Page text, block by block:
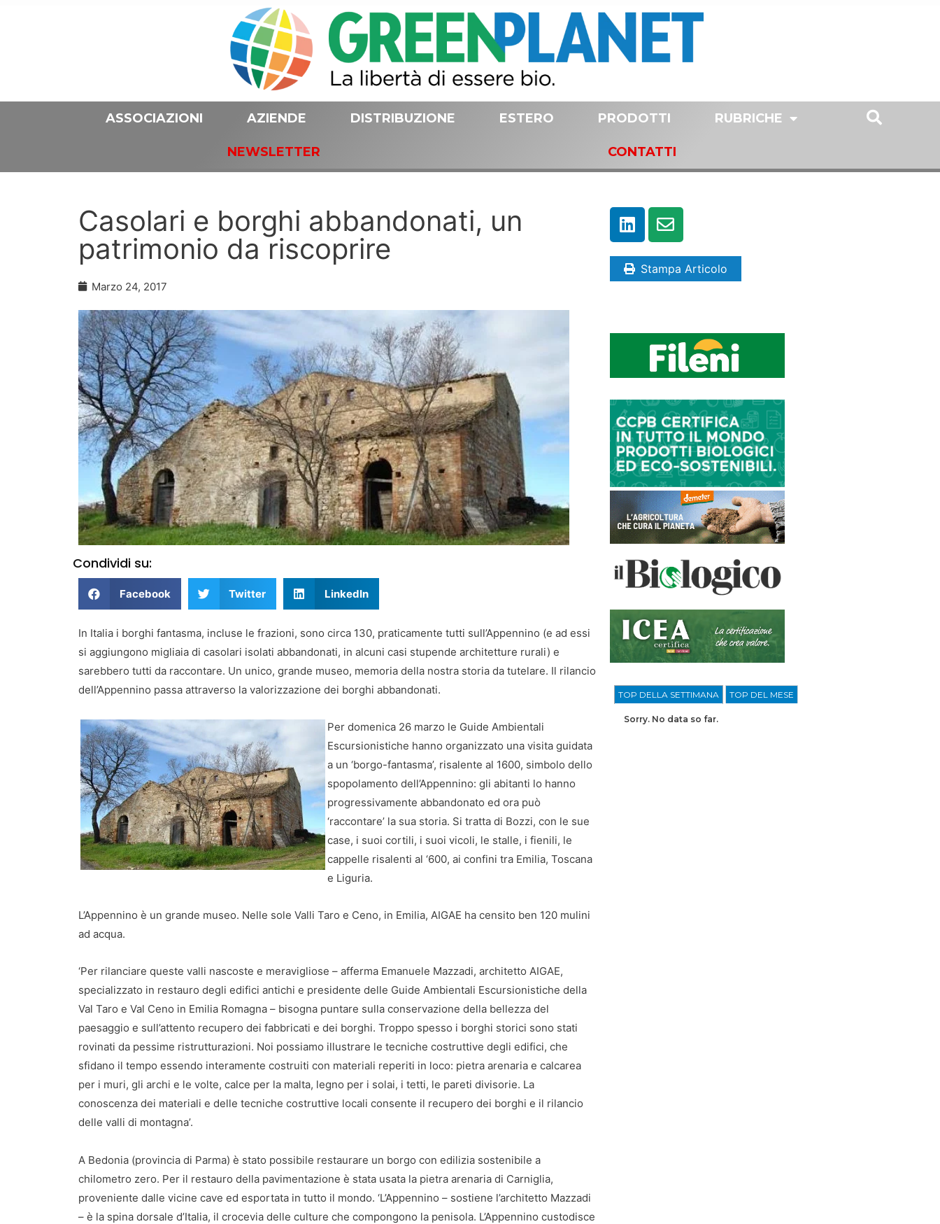
ASSOCIAZIONI AZIENDE DISTRIBUZIONE ESTERO PRODOTTI RUBRICHE
NEWSLETTER CONTATTI
Casolari e borghi abbandonati, un
patrimonio da riscoprire
Marzo 24, 2017
Condividi su:
Facebook Twitter LinkedIn
In Italia i borghi fantasma, incluse le frazioni, sono circa 130, praticamente tutti sull’Appennino (e ad essi
si aggiungono migliaia di casolari isolati abbandonati, in alcuni casi stupende architetture rurali) e
sarebbero tutti da raccontare. Un unico, grande museo, memoria della nostra storia da tutelare. Il rilancio
dell’Appennino passa attraverso la valorizzazione dei borghi abbandonati.
Per domenica 26 marzo le Guide Ambientali
Escursionistiche hanno organizzato una visita guidata
a un ‘borgo-fantasma’, risalente al 1600, simbolo dello
spopolamento dell’Appennino: gli abitanti lo hanno
progressivamente abbandonato ed ora può
‘raccontare’ la sua storia. Si tratta di Bozzi, con le sue
case, i suoi cortili, i suoi vicoli, le stalle, i fienili, le
cappelle risalenti al ‘600, ai confini tra Emilia, Toscana
e Liguria.
L’Appennino è un grande museo. Nelle sole Valli Taro e Ceno, in Emilia, AIGAE ha censito ben 120 mulini
ad acqua.
‘Per rilanciare queste valli nascoste e meravigliose – afferma Emanuele Mazzadi, architetto AIGAE,
specializzato in restauro degli edifici antichi e presidente delle Guide Ambientali Escursionistiche della
Val Taro e Val Ceno in Emilia Romagna – bisogna puntare sulla conservazione della bellezza del
paesaggio e sull’attento recupero dei fabbricati e dei borghi. Troppo spesso i borghi storici sono stati
rovinati da pessime ristrutturazioni. Noi possiamo illustrare le tecniche costruttive degli edifici, che
sfidano il tempo essendo interamente costruiti con materiali reperiti in loco: pietra arenaria e calcarea
per i muri, gli archi e le volte, calce per la malta, legno per i solai, i tetti, le pareti divisorie. La
conoscenza dei materiali e delle tecniche costruttive locali consente il recupero dei borghi e il rilancio
delle valli di montagna’.
A Bedonia (provincia di Parma) è stato possibile restaurare un borgo con edilizia sostenibile a
chilometro zero. Per il restauro della pavimentazione è stata usata la pietra arenaria di Carniglia,
proveniente dalle vicine cave ed esportata in tutto il mondo. ‘L’Appennino – sostiene l’architetto Mazzadi
– è la spina dorsale d’Italia, il crocevia delle culture che compongono la penisola. L’Appennino custodisce
Stampa Articolo
TOP DELLA SETTIMANA TOP DEL MESE
Sorry. No data so far.